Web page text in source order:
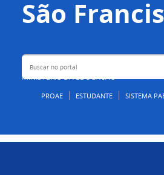
São
MINISTÉRIO DA EDUCAÇÃO
PROAE ESTUDANTE SISTEMA